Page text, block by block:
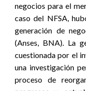
negocios para el
caso del NFSA,
generación de
(Anses, BNA). La
cuestionada por el
una investigación
proceso de